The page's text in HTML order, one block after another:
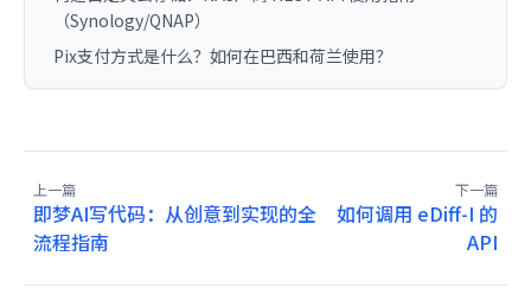
（Synology/QNAP）
Pix支付方式是什么？如何在巴西和荷兰使用？
上一篇
即梦AI写代码：从创意到实现的全
流程指南
下一篇
如何调用 eDiff-I 的
API